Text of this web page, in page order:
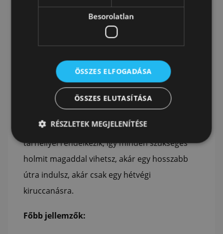
Magasság: 40 Cm|Szélesség: 25 Cm
Mélység: 20 Cm
Praktikus és tágas utazó hátizsák
Ez a sokoldalú hátizsák tökéletes választás
azoknak akik kényelmes és stílusos megoldást
keresnek utazásaikhoz. A táska rengeteg
tárhellyel rendelkezik, így minden szükséges
holmit magaddal vihetsz, akár egy hosszabb
útra indulsz, akár csak egy hétvégi
kiruccanásra.
Főbb jellemzők:
Besorolatlan
ÖSSZES ELFOGADÁSA
ÖSSZES ELUTASÍTÁSA
RÉSZLETEK MEGJELENÍTÉSE